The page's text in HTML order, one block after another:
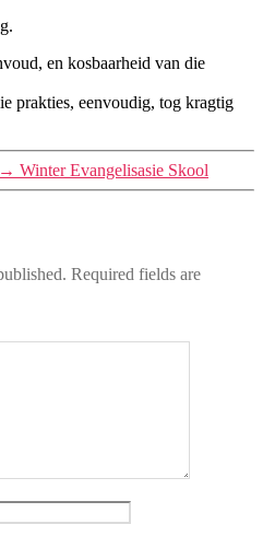
en kosbaarheid van die
prakties, eenvoudig, tog kragtig
→ Winter Evangelisasie Skool
Required fields are